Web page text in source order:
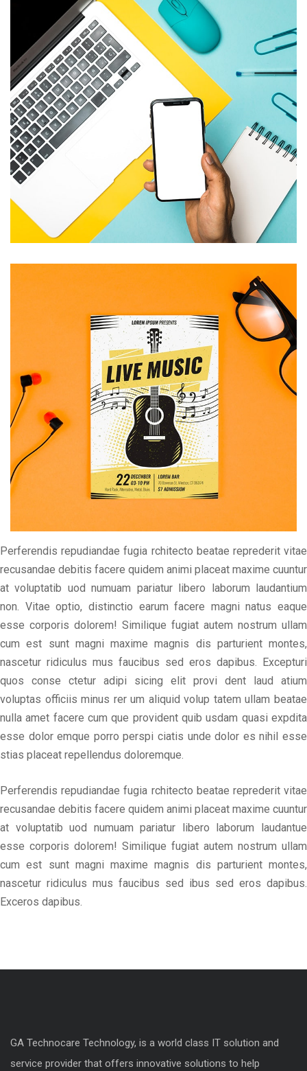
Perferendis repudiandae fugia rchitecto beatae reprederit vitae
recusandae debitis facere quidem animi placeat maxime cuuntur
at voluptatib uod numuam pariatur libero laborum laudantium
non. Vitae optio, distinctio earum facere magni natus eaque
esse corporis dolorem! Similique fugiat autem nostrum ullam
cum est sunt magni maxime magnis dis parturient montes,
nascetur ridiculus mus faucibus sed eros dapibus. Excepturi
quos conse ctetur adipi sicing elit provi dent laud atium
voluptas officiis minus rer um aliquid volup tatem ullam beatae
nulla amet facere cum que provident quib usdam quasi expdita
esse dolor emque porro perspi ciatis unde dolor es nihil esse
stias placeat repellendus doloremque.
Perferendis repudiandae fugia rchitecto beatae reprederit vitae
recusandae debitis facere quidem animi placeat maxime cuuntur
at voluptatib uod numuam pariatur libero laborum laudantue
esse corporis dolorem! Similique fugiat autem nostrum ullam
cum est sunt magni maxime magnis dis parturient montes,
nascetur ridiculus mus faucibus sed ibus sed eros dapibus.
Exceros dapibus.
GA Technocare Technology, is a world class IT solution and
service provider that offers innovative solutions to help